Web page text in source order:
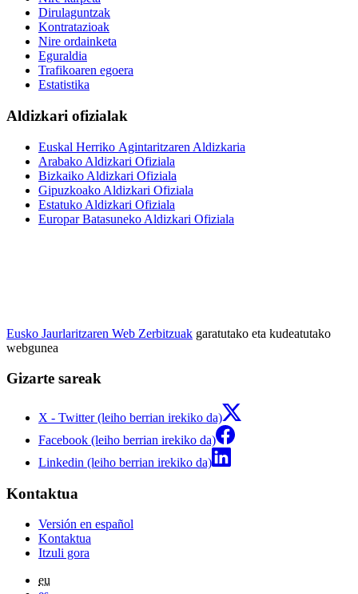
Dirulaguntzak
Kontratazioak
Nire ordainketa
Eguraldia
Trafikoaren egoera
Estatistika
Aldizkari ofizialak
Euskal Herriko Agintaritzaren Aldizkaria
Arabako Aldizkari Ofiziala
Bizkaiko Aldizkari Ofiziala
Gipuzkoako Aldizkari Ofiziala
Estatuko Aldizkari Ofiziala
Europar Batasuneko Aldizkari Ofiziala
Eusko Jaurlaritzaren Web Zerbitzuak garatutako eta kudeatutako
webgunea
Gizarte sareak
X - Twitter (leiho berrian irekiko da)
Facebook (leiho berrian irekiko da)
Linkedin (leiho berrian irekiko da)
Kontaktua
Versión en español
Kontaktua
Itzuli gora
eu